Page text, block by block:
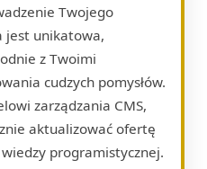
Twojego
jest unikatowa,
z Twoimi
cudzych pomysłów.
zarządzania CMS,
aktualizować ofertę
programistycznej.